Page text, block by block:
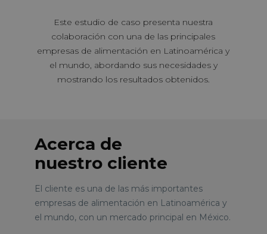
Este estudio de caso presenta nuestra
colaboración con una de las principales
empresas de alimentación en Latinoamérica y
el mundo, abordando sus necesidades y
mostrando los resultados obtenidos.
Acerca de
nuestro cliente
El cliente es una de las más importantes
empresas de alimentación en Latinoamérica y
el mundo, con un mercado principal en México.